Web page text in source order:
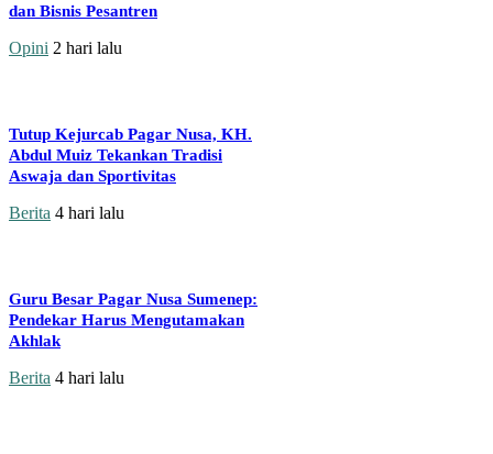
dan Bisnis Pesantren
Opini 2 hari lalu
Tutup Kejurcab Pagar Nusa, KH.
Abdul Muiz Tekankan Tradisi
Aswaja dan Sportivitas
Berita 4 hari lalu
Guru Besar Pagar Nusa Sumenep:
Pendekar Harus Mengutamakan
Akhlak
Berita 4 hari lalu